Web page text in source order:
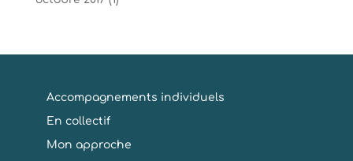
Accompagnements individuels
En collectif
Mon approche